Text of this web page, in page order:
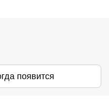
появится